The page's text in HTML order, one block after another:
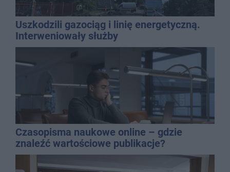
Uszkodzili gazociąg i linię energetyczną.
Interweniowały służby
Czasopisma naukowe online – gdzie
znaleźć wartościowe publikacje?